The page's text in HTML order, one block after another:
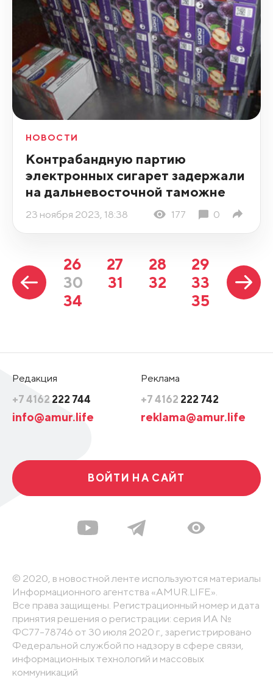
НОВОСТИ
Контрабандную партию
электронных сигарет задержали
на дальневосточной таможне
23 ноября 2023, 18:38 177 0
26 27 28
29
30
31 32
33
34
35
Редакция
+7 4162 222 744
info@amur.life
Реклама
+7 4162 222 742
reklama@amur.life
ВОЙТИ НА САЙТ
© 2020, в новостной ленте используются материалы
Информационного агентства «AMUR.LIFE».
Все права защищены. Регистрационный номер и дата
принятия решения о регистрации: серия ИА №
ФС77-78746 от 30 июля 2020 г., зарегистрировано
Федеральной службой по надзору в сфере связи,
информационных технологий и массовых
коммуникаций